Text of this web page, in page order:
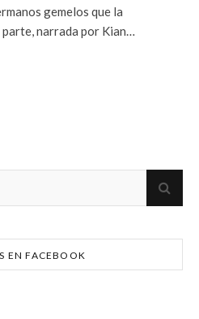
gemelos que la
narrada por Kian…
EN FACEBOOK